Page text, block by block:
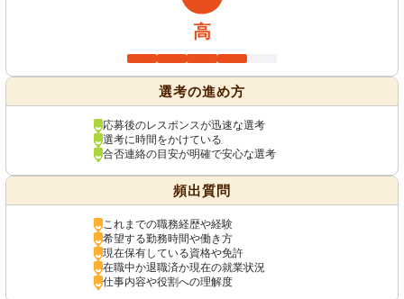
高
選考の進め方
応募後のレスポンスが迅速な選考
選考に時間をかけている
合否連絡の目安が明確で安心な選考
頻出質問
これまでの職務経歴や経験
希望する勤務時間や働き方
現在保有している資格や免許
在職中か退職済か現在の就業状況
仕事内容や役割への理解度